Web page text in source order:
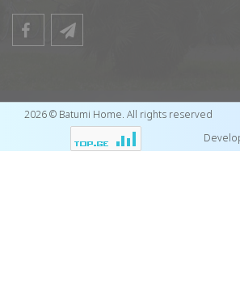
2026 © Batumi Home. All rights reserved